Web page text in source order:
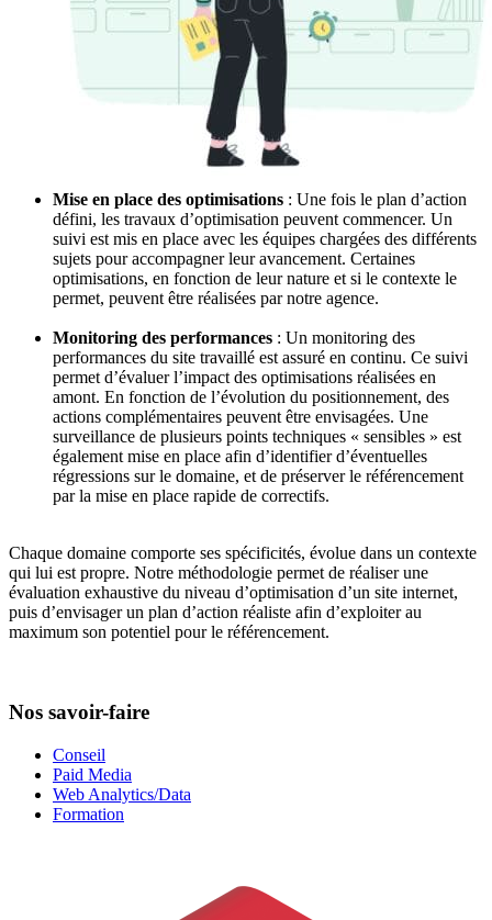
Mise en place des optimisations : Une fois le plan d’action
défini, les travaux d’optimisation peuvent commencer. Un
suivi est mis en place avec les équipes chargées des différents
sujets pour accompagner leur avancement. Certaines
optimisations, en fonction de leur nature et si le contexte le
permet, peuvent être réalisées par notre agence.
Monitoring des performances : Un monitoring des
performances du site travaillé est assuré en continu. Ce suivi
permet d’évaluer l’impact des optimisations réalisées en
amont. En fonction de l’évolution du positionnement, des
actions complémentaires peuvent être envisagées. Une
surveillance de plusieurs points techniques « sensibles » est
également mise en place afin d’identifier d’éventuelles
régressions sur le domaine, et de préserver le référencement
par la mise en place rapide de correctifs.
Chaque domaine comporte ses spécificités, évolue dans un contexte
qui lui est propre. Notre méthodologie permet de réaliser une
évaluation exhaustive du niveau d’optimisation d’un site internet,
puis d’envisager un plan d’action réaliste afin d’exploiter au
maximum son potentiel pour le référencement.
Nos savoir-faire
Conseil
Paid Media
Web Analytics/Data
Formation